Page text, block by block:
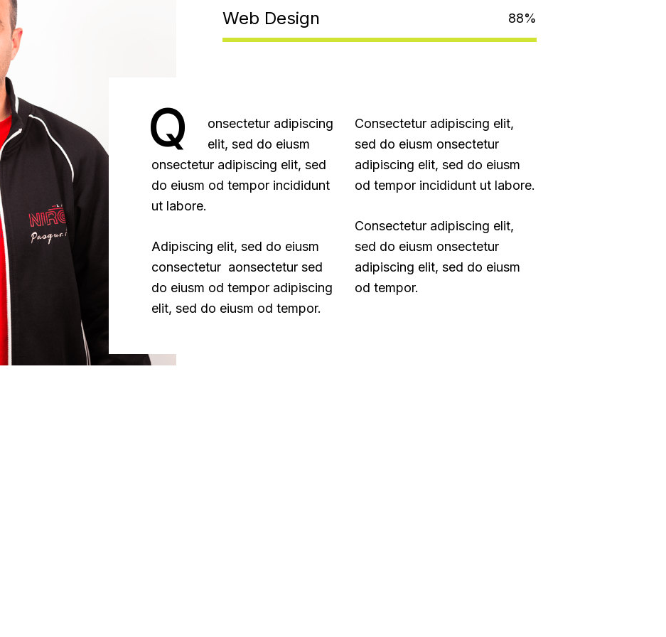
Web Design 88%
Q
onsectetur adipiscing
elit, sed do eiusm
onsectetur adipiscing elit, sed
do eiusm od tempor incididunt
ut labore.
Adipiscing elit, sed do eiusm
consectetur aonsectetur sed
do eiusm od tempor adipiscing
elit, sed do eiusm od tempor.
Consectetur adipiscing elit,
sed do eiusm onsectetur
adipiscing elit, sed do eiusm
od tempor incididunt ut labore.
Consectetur adipiscing elit,
sed do eiusm onsectetur
adipiscing elit, sed do eiusm
od tempor.